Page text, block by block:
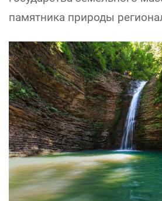
памятника природы